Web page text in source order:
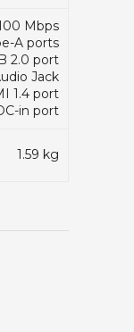
Mbps
A ports
2.0 port
Jack
1.4 port
in port
1.59 kg